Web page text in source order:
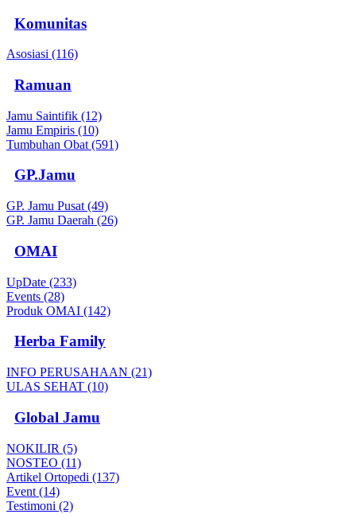
Komunitas
Asosiasi (116)
Ramuan
Jamu Saintifik (12)
Jamu Empiris (10)
Tumbuhan Obat (591)
GP.Jamu
GP. Jamu Pusat (49)
GP. Jamu Daerah (26)
OMAI
UpDate (233)
Events (28)
Produk OMAI (142)
Herba Family
INFO PERUSAHAAN (21)
ULAS SEHAT (10)
Global Jamu
NOKILIR (5)
NOSTEO (11)
Artikel Ortopedi (137)
Event (14)
Testimoni (2)